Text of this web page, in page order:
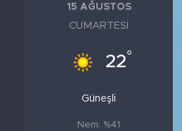
15 AĞUSTOS
CUMARTESI
22°
Güneşli
Nem: %41